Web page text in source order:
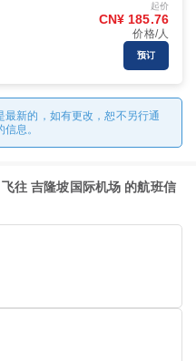
起价
CN¥ 185.76
价格/人
预订
新的，如有更改，恕不另行通
息。
往 吉隆坡国际机场 的航班信